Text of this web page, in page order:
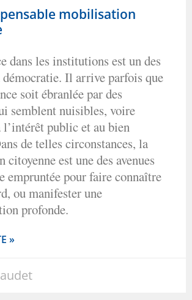
mobilisation
dans les institutions est un des
démocratie. Il arrive parfois que
soit ébranlée par des
semblent nuisibles, voire
l’intérêt public et au bien
de telles circonstances, la
est une des avenues
empruntée pour faire connaître
ou manifester une
profonde.
»